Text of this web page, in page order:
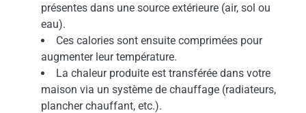
présentes dans une source extérieure (air, sol ou
eau).
Ces calories sont ensuite comprimées pour
augmenter leur température.
La chaleur produite est transférée dans votre
maison via un système de chauffage (radiateurs,
plancher chauffant, etc.).